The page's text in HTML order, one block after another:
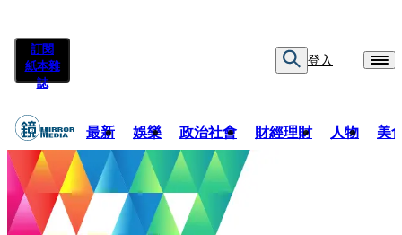
訂閱
紙本雜
誌
登入
最新 娛樂 政治社會 財經理財 人物 美